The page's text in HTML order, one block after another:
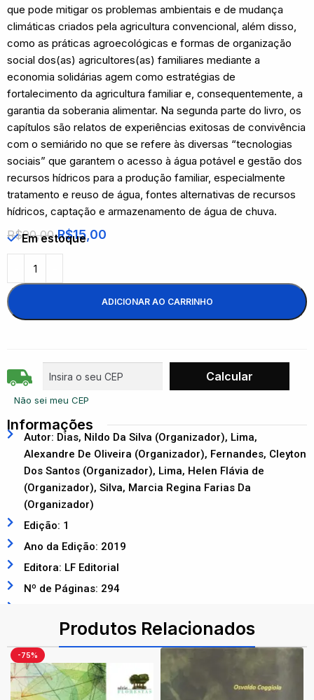
que pode mitigar os problemas ambientais e de mudança
climáticas criados pela agricultura convencional, além disso,
como as práticas agroecológicas e formas de organização
social dos(as) agricultores(as) familiares mediante a
economia solidárias agem como estratégias de
fortalecimento da agricultura familiar e, consequentemente, a
garantia da soberania alimentar. Na segunda parte do livro, os
capítulos são relatos de experiências exitosas de convivência
com o semiárido no que se refere às diversas “tecnologias
sociais” que garantem o acesso à água potável e gestão dos
recursos hídricos para a produção familiar, especialmente
tratamento e reuso de água, fontes alternativas de recursos
hídricos, captação e armazenamento de água de chuva.
R$90,00 R$15,00
Em estoque
ADICIONAR AO CARRINHO
Não sei meu CEP
Informações
Autor: Dias, Nildo Da Silva (Organizador), Lima,
Alexandre De Oliveira (Organizador), Fernandes, Cleyton
Dos Santos (Organizador), Lima, Helen Flávia de
(Organizador), Silva, Marcia Regina Farias Da
(Organizador)
Edição: 1
Ano da Edição: 2019
Editora: LF Editorial
Nº de Páginas: 294
Produtos Relacionados
-75%